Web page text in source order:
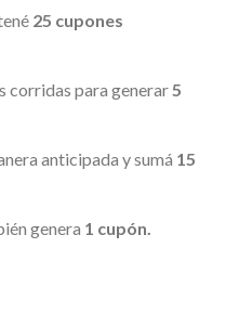
25 cupones
corridas para generar5
anticipada y sumá 15
genera 1 cupón.